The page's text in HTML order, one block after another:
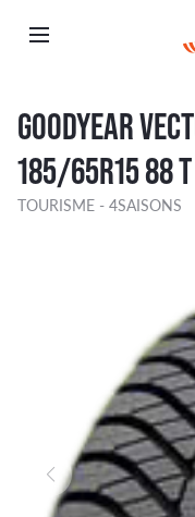
GOODYEAR
185/65R15 88 T
TOURISME - 4SAISONS